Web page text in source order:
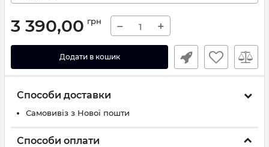
3 390,00 грн − +
Додати в кошик
Способи доставки
Самовивіз з Нової пошти
Способи оплати